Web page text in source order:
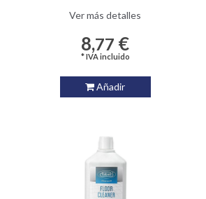
Ver más detalles
8,77 €
* IVA incluido
Añadir